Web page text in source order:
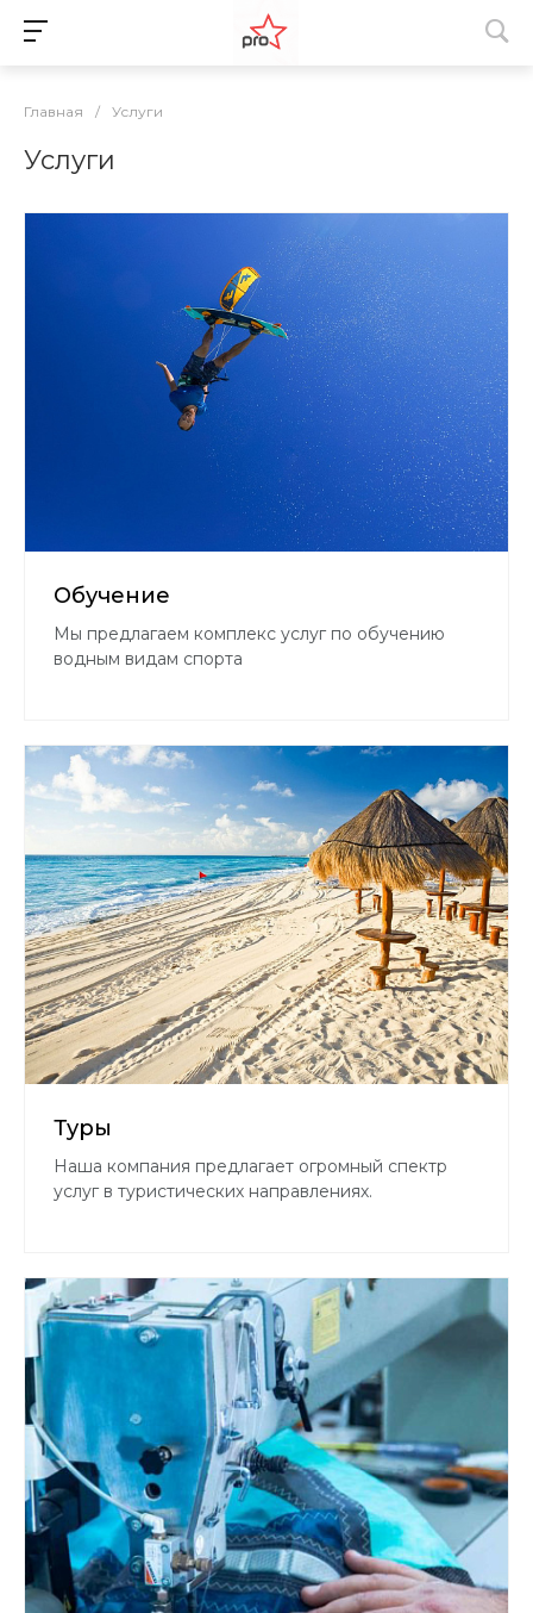
Главная / Услуги
Услуги
Обучение
Мы предлагаем комплекс услуг по обучению
водным видам спорта
Туры
Наша компания предлагает огромный спектр
услуг в туристических направлениях.